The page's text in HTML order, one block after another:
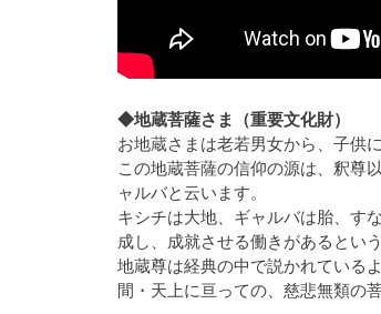
◆地蔵菩薩さま（重要文化財）
お地蔵さまは老若男女から、子供
この地蔵菩薩の信仰の源は、釈尊
ャルバと云います。
キシチは大地、ギャルバは胎、す
成し、成就させる働きがあるという
地蔵尊は経典の中で説かれている
間・天上に亘っての、慈悲無類の